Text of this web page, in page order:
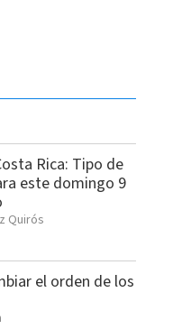
Rica: Tipo de
este domingo 9
Quirós
el orden de los